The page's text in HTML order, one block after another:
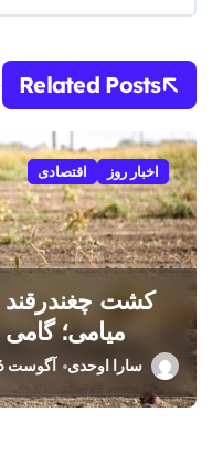
Related Posts
اخبار روز اقتصادی
میامی؛
سارا اوحدی آگوست 6, 2026